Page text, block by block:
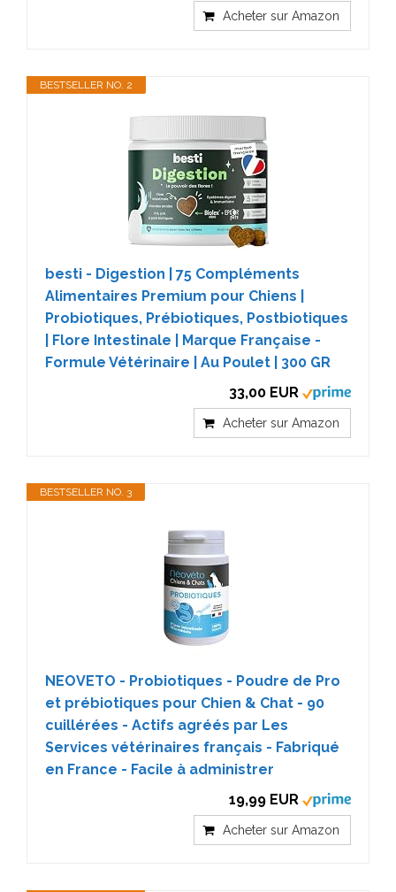
Acheter sur Amazon
BESTSELLER NO. 2
besti - Digestion | 75 Compléments
Alimentaires Premium pour Chiens |
Probiotiques, Prébiotiques, Postbiotiques
| Flore Intestinale | Marque Française -
Formule Vétérinaire | Au Poulet | 300 GR
33,00 EUR
Acheter sur Amazon
BESTSELLER NO. 3
NEOVETO - Probiotiques - Poudre de Pro
et prébiotiques pour Chien & Chat - 90
cuillérées - Actifs agréés par Les
Services vétérinaires français - Fabriqué
en France - Facile à administrer
19,99 EUR
Acheter sur Amazon